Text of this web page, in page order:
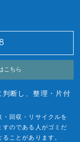
こちら
断し、整理・片付
回収・リサイクルを
のである人がゴミだ
ことがあります。